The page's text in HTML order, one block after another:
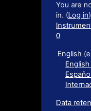
You are
in. (Log in)
0
English
Data